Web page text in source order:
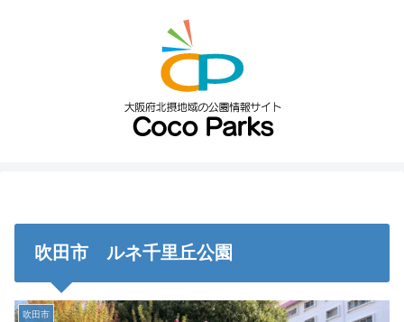
吹田市 ルネ千里丘公園
吹田市